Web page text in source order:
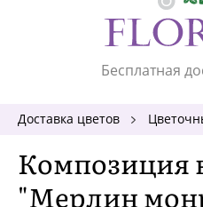
Бесплатная
Доставка цветов
Композиция
"Мерлин